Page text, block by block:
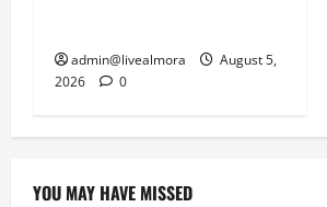
admin@livealmora
August 5,
2026
0
YOU MAY HAVE MISSED